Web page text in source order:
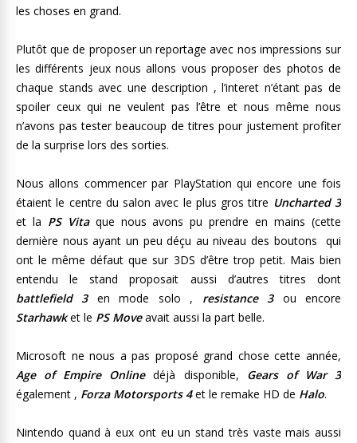
les choses en grand.
Plutôt que de proposer un reportage avec nos impressions sur
les différents jeux nous allons vous proposer des photos de
chaque stands avec une description , l’interet n’étant pas de
spoiler ceux qui ne veulent pas l’être et nous même nous
n’avons pas tester beaucoup de titres pour justement profiter
de la surprise lors des sorties.
Nous allons commencer par PlayStation qui encore une fois
étaient le centre du salon avec le plus gros titre Uncharted 3
et la PS Vitaque nous avons pu prendre en mains (cette
dernière nous ayant un peu déçu au niveau des boutons qui
ont le même défaut que sur 3DS d’être trop petit. Mais bien
entendu le stand proposait aussi d’autres titres dont
battlefield 3en mode solo , resistance 3ou encore
Starhawket le PS Moveavait aussi la part belle.
Microsoft ne nous a pas proposé grand chose cette année,
Age of Empire Onlinedéjà disponible, Gears of War 3
également , Forza Motorsports 4et le remake HD de Halo.
Nintendo quand à eux ont eu un stand très vaste mais aussi